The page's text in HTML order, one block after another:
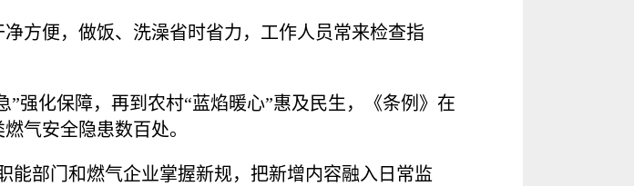
方便，做饭、洗澡省时省力，工作人员常来检查指
”强化保障，再到农村“蓝焰暖心”惠及民生，《条例》在
气安全隐患数百处。
能部门和燃气企业掌握新规，把新增内容融入日常监